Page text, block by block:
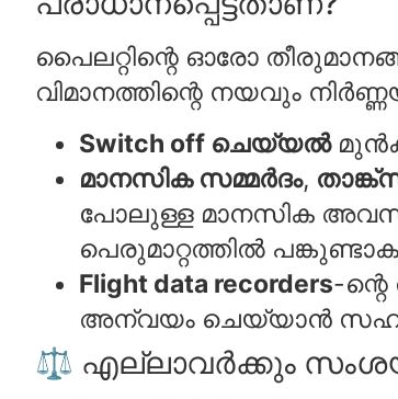
പൈലറ്റിന്റെ ഓരോ
വിമാനത്തിന്റെ നയവും
Switch off ചെയ്യൽ
മാനസിക സമ്മർദം,
പോലുള്ള മാനസിക
പെരുമാറ്റത്തിൽ
Flight data recorders-
അന്വയം ചെയ്യാൻ
⚖️ എല്ലാവർക്കും